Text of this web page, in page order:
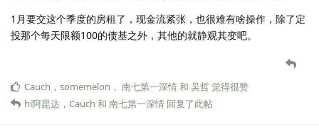
1月要交这个季度的房租了，现金流紧张，也很难有啥操作，除了定
投那个每天限额100的债基之外，其他的就静观其变吧。
Cauch ， somemelon ， 南七第一深情和 吴哲觉得很赞
hi阿昆达 ， Cauch 和 南七第一深情 回复了此帖